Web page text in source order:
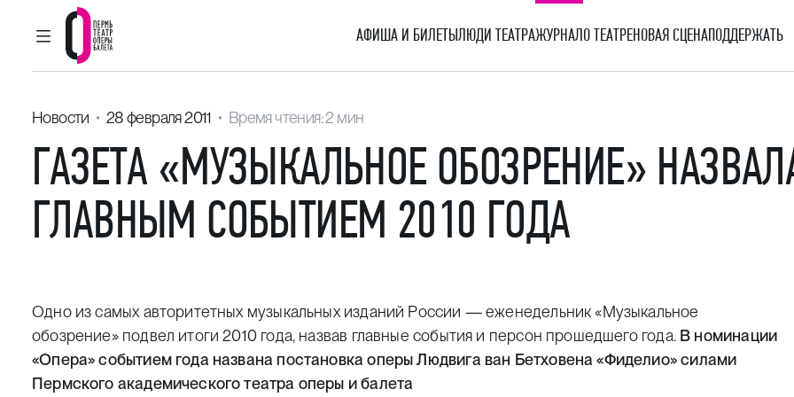
ГЛАВНОЕ МЕНЮ
Пермский театр оперы и балета
АФИША И БИЛЕТЫЛЮДИ ТЕАТРАЖУРНАЛО ТЕАТРЕНОВАЯ СЦЕНАПОДДЕРЖАТЬ
Новости 28 февраля 2011 Время чтения: 2 мин
ГАЗЕТА «МУЗЫКАЛЬНОЕ ОБОЗРЕНИЕ»
ГЛАВНЫМ СОБЫТИЕМ 2010 ГОДА
Одно из самых авторитетных музыкальных изданий России — еженедельник «Музыкальное
обозрение» подвел итоги 2010 года, назвав главные события и персон прошедшего года. В номинации
«Опера» событием года названа постановка оперы Людвига ван Бетховена «Фиделио» силами
Пермского академического театра оперы и балета